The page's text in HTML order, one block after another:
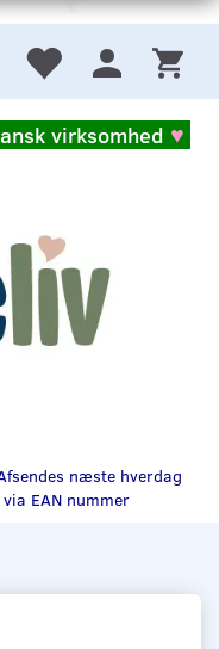
virksomhed ♥
næste hverdag
via EAN nummer